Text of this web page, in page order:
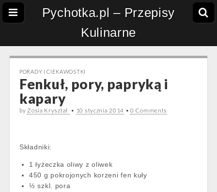
Pychotka.pl – Przepisy
Kulinarne
PORADY I CIEKAWOSTKI
Fenkuł, pory, papryką i
kapary
byZosia Kryształ • 10 stycznia 2014 •0 Comments
Składniki:
1 łyżeczka oliwy z oliwek
450 g pokrojonych korzeni fen kuły
½ szkl. pora